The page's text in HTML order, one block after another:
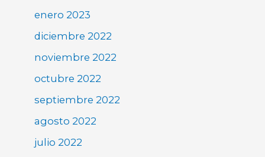
enero 2023
diciembre 2022
noviembre 2022
octubre 2022
septiembre 2022
agosto 2022
julio 2022